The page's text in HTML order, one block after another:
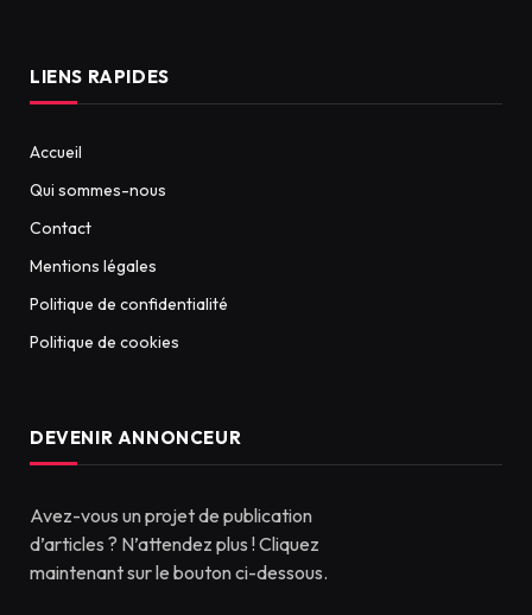
LIENS RAPIDES
Accueil
Qui sommes-nous
Contact
Mentions légales
Politique de confidentialité
Politique de cookies
DEVENIR ANNONCEUR
Avez-vous un projet de publication
d’articles ? N’attendez plus ! Cliquez
maintenant sur le bouton ci-dessous.